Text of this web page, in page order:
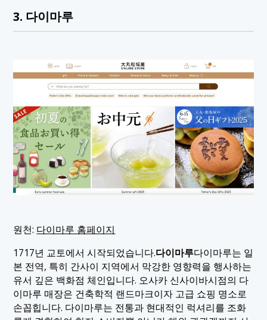
3. 다이마루
원천: 다이마루 홈페이지
1717년 교토에서 시작되었습니다.다이마루다이마루는 일
본 전역, 특히 간사이 지역에서 막강한 영향력을 행사하는
유서 깊은 백화점 체인입니다. 오사카 신사이바시점의 다
이마루 매장은 건축학적 랜드마크이자 고급 쇼핑 명소로
손꼽힙니다. 다이마루는 전통과 현대적인 럭셔리를 조화